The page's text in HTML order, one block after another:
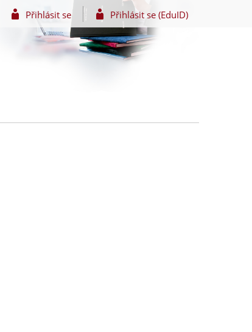
Přihlásit se Přihlásit se (EduID)